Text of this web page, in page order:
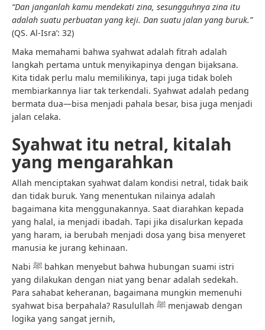
“Dan janganlah kamu mendekati zina, sesungguhnya zina itu
adalah suatu perbuatan yang keji. Dan suatu jalan yang buruk.”
(QS. Al-Isra’: 32)
Maka memahami bahwa syahwat adalah fitrah adalah
langkah pertama untuk menyikapinya dengan bijaksana.
Kita tidak perlu malu memilikinya, tapi juga tidak boleh
membiarkannya liar tak terkendali. Syahwat adalah pedang
bermata dua—bisa menjadi pahala besar, bisa juga menjadi
jalan celaka.
Syahwat itu netral, kitalah
yang mengarahkan
Allah menciptakan syahwat dalam kondisi netral, tidak baik
dan tidak buruk. Yang menentukan nilainya adalah
bagaimana kita menggunakannya. Saat diarahkan kepada
yang halal, ia menjadi ibadah. Tapi jika disalurkan kepada
yang haram, ia berubah menjadi dosa yang bisa menyeret
manusia ke jurang kehinaan.
Nabi ﷺ bahkan menyebut bahwa hubungan suami istri
yang dilakukan dengan niat yang benar adalah sedekah.
Para sahabat keheranan, bagaimana mungkin memenuhi
syahwat bisa berpahala? Rasulullah ﷺ menjawab dengan
logika yang sangat jernih,